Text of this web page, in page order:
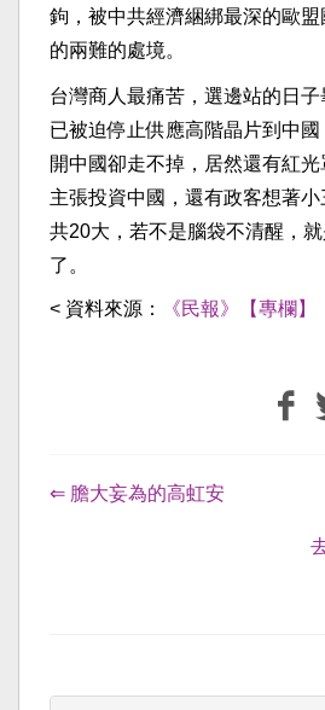
鉤，被中共經濟綑綁最深的歐
的兩難的處境。
台灣商人最痛苦，選邊站的日
已被迫停止供應高階晶片到中
開中國卻走不掉，居然還有紅
主張投資中國，還有政客想著
共20大，若不是腦袋不清醒，
了。
< 資料來源： 《民報》【專欄】
⇐ 膽大妄為的高虹安